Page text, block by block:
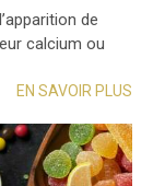
de
calcium ou
EN SAVOIR PLUS